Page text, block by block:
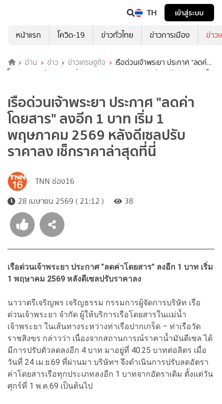
TH
เข้าสู่ระบบ
หน้าแรก
โควิด-19 ข่าวทั่วไทย ข่าวการเมือง ข่าว
อ่าน ข่าว ข่าวเศรษฐกิจ
เรือด่วนเจ้าพระยา ประกาศ "ลดค่า
โดยสาร" ลงอีก 1 บาท เริ่ม 1 พฤษภาคม 2569 หลังดีเซลปรับราคาลง เช็
เรือด่วนเจ้าพระยา ประกาศ "ลดค่า
โดยสาร" ลงอีก 1 บาท เริ่ม 1
พฤษภาคม 2569 หลังดีเซลปรับ
ราคาลง เช็กราคาล่าสุดที่นี่
TNN ช่อง16
28 เมษายน 2569 ( 21:12 )
38
เรือด่วนเจ้าพระยา ประกาศ "ลดค่าโดยสาร" ลงอีก 1 บาท เริ่ม
1 พฤษาคม 2569 หลังดีเซลปรับราคาลง
นาวาตรีเจริญพร เจริญธรรม กรรมการผู้จัดการบริษัท เรือ
ด่วนเจ้าพระยา จำกัด ผู้ให้บริการเรือโดยสารในแม่น้ำ
เจ้าพระยา ในเส้นทางระหว่างท่าเรือปากเกร็ด – ท่าเรือวัด
ราชสิงขร กล่าวว่า เนื่องจากสถานการณ์ราคาน้ำมันดีเซล ได้
มีการปรับตัวลดลงอีก 4 บาท มาอยู่ที่ 40.25 บาทต่อลิตร เมื่อ
วันที่ 24 เม.ย.69 ที่ผ่านมา บริษัทฯ จึงดำเนินการปรับลดอัตรา
ค่าโดยสารเรือทุกประเภทลงอีก 1 บาทจากอัตราเดิม ตั้งแต่วัน
ศุกร์ที่ 1 พ.ค.69 เป็นต้นไป